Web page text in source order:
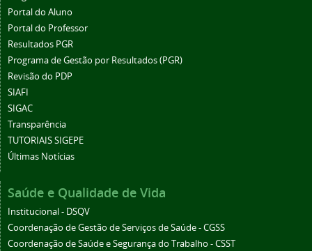
Portal do Aluno
Portal do Professor
Resultados PGR
Programa de Gestão por Resultados (PGR)
Revisão do PDP
SIAFI
SIGAC
Transparência
TUTORIAIS SIGEPE
Últimas Notícias
Saúde e Qualidade de Vida
Institucional - DSQV
Coordenação de Gestão de Serviços de Saúde - CGSS
Coordenação de Saúde e Segurança do Trabalho - CSST